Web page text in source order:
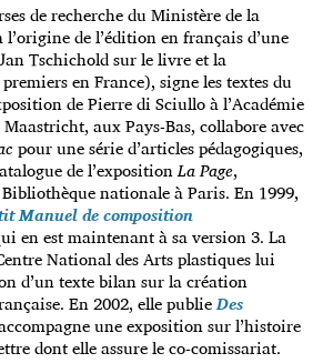
de recherche du Ministère de la
de l’édition en français d’une
Tschichold sur le livre et la
en France), signe les textes du
de Pierre di Sciullo à l’Académie
aux Pays-Bas, collabore avec
pour une série d’articles pédagogiques,
de l’expositionLa Page,
nationale à Paris. En 1999,
Manuel de composition
en est maintenant à sa version 3. La
National des Arts plastiques lui
d’un texte bilan sur la création
En 2002, elle publieDes
une exposition sur l’histoire
dont elle assure le co-comissariat.